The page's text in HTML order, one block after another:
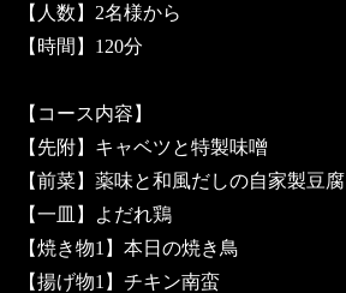
【人数】2名様から
【時間】120分
【コース内容】
【先附】キャベツと特製味噌
【前菜】薬味と和風だしの自家製豆腐
【一皿】よだれ鶏
【焼き物1】本日の焼き鳥
【揚げ物1】チキン南蛮